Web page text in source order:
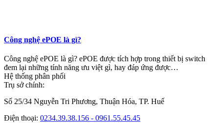
Công nghệ ePOE là gì?
Công nghệ ePOE là gì? ePOE được tích hợp trong thiết bị switch
đem lại những tính năng ưu việt gì, hay đáp ứng được…
Hệ thống phân phối
Trụ sở chính:
Số 25/34 Nguyễn Tri Phương, Thuận Hóa, TP. Huế
Điện thoại: 0234.39.38.156 - 0961.55.45.45